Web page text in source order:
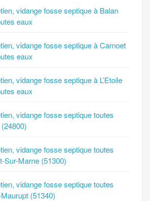
vidange fosse septique à Balan
eaux
vidange fosse septique à Carnoet
eaux
vidange fosse septique à L’Etoile
eaux
vidange fosse septique toutes
vidange fosse septique toutes
Sur-Marne (51300)
vidange fosse septique toutes
(51340)